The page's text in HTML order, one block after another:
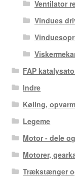
Ventilator
Vindues
FAP
Indre
Køling,
Legeme
Motor - dele
Motorer,
Trækstænger